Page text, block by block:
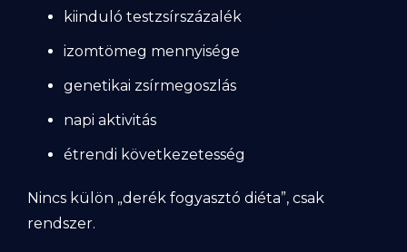
kiinduló testzsírszázalék
izomtömeg mennyisége
genetikai zsírmegoszlás
napi aktivitás
étrendi következetesség
Nincs külön „derék fogyasztó diéta”, csak
rendszer.